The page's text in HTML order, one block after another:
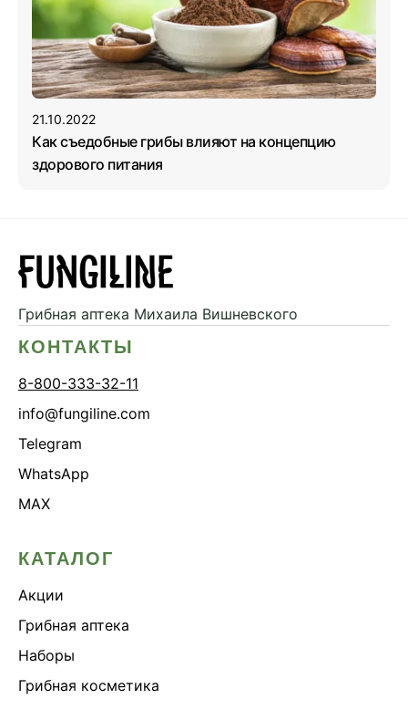
21.10.2022
Как съедобные грибы влияют на концепцию
здорового питания
Грибная аптека Михаила Вишневского
КОНТАКТЫ
8-800-333-32-11
info@fungiline.com
Telegram
WhatsApp
MAX
КАТАЛОГ
Акции
Грибная аптека
Наборы
Грибная косметика